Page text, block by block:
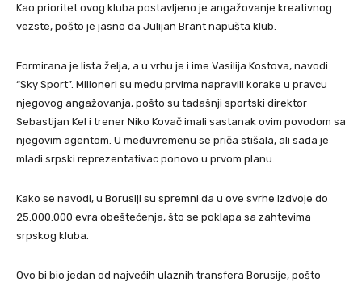
Kao prioritet ovog kluba postavljeno je angažovanje kreativnog
vezste, pošto je jasno da Julijan Brant napušta klub.
Formirana je lista želja, a u vrhu je i ime Vasilija Kostova, navodi
“Sky Sport”. Milioneri su među prvima napravili korake u pravcu
njegovog angažovanja, pošto su tadašnji sportski direktor
Sebastijan Kel i trener Niko Kovač imali sastanak ovim povodom sa
njegovim agentom. U međuvremenu se priča stišala, ali sada je
mladi srpski reprezentativac ponovo u prvom planu.
Kako se navodi, u Borusiji su spremni da u ove svrhe izdvoje do
25.000.000 evra obeštećenja, što se poklapa sa zahtevima
srpskog kluba.
Ovo bi bio jedan od najvećih ulaznih transfera Borusije, pošto